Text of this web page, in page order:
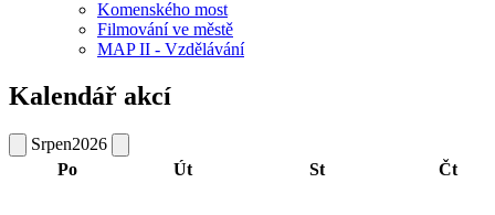
Komenského most
Filmování ve městě
MAP II - Vzdělávání
Kalendář akcí
Srpen2026
Po
Út St Čt